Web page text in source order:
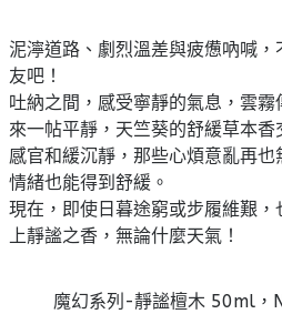
泥濘道路、劇烈溫差與疲憊吶喊
友吧！
吐納之間，感受寧靜的氣息，雲
來一帖平靜，天竺葵的舒緩草本
感官和緩沉靜，那些心煩意亂再
情緒也能得到舒緩。
現在，即使日暮途窮或步履維艱
上靜謐之香，無論什麼天氣！
魔幻系列-靜謐檀木 50ml，